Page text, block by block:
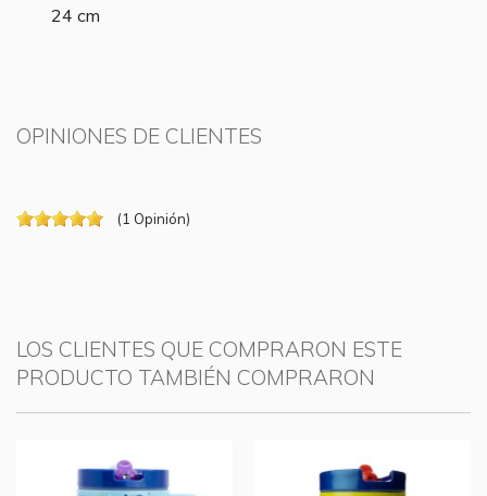
24 cm
OPINIONES DE CLIENTES
(1 Opinión)
LOS CLIENTES QUE COMPRARON ESTE
PRODUCTO TAMBIÉN COMPRARON